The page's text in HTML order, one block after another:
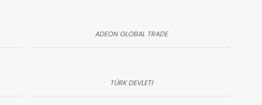
ADEON GLOBAL TRADE
TÜRK DEVLETİ